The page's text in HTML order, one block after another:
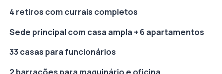
4 retiros com currais completos
Sede principal com casa ampla + 6 apartamentos
33 casas para funcionários
2 barracões para maquinário e oficina